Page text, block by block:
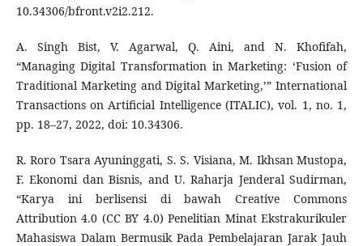
10.34306/bfront.v2i2.212.
A. Singh Bist, V. Agarwal, Q. Aini, and N. Khofifah,
“Managing Digital Transformation in Marketing: ‘Fusion of
Traditional Marketing and Digital Marketing,’” International
Transactions on Artificial Intelligence (ITALIC), vol. 1, no. 1,
pp. 18–27, 2022, doi: 10.34306.
R. Roro Tsara Ayuninggati, S. S. Visiana, M. Ikhsan Mustopa,
F. Ekonomi dan Bisnis, and U. Raharja Jenderal Sudirman,
“Karya ini berlisensi di bawah Creative Commons
Attribution 4.0 (CC BY 4.0) Penelitian Minat Ekstrakurikuler
Mahasiswa Dalam Bermusik Pada Pembelajaran Jarak Jauh